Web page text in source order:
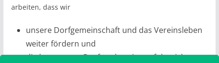
arbeiten, dass wir
unsere Dorfgemeinschaft und das Vereinsleben
weiter fördern und
die begonnene Dorfmoderation erfolgreich